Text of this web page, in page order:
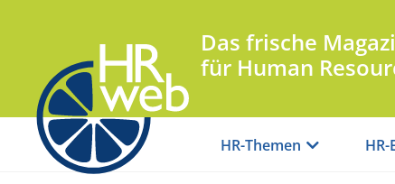
Das frische
für Human
HR-Themen